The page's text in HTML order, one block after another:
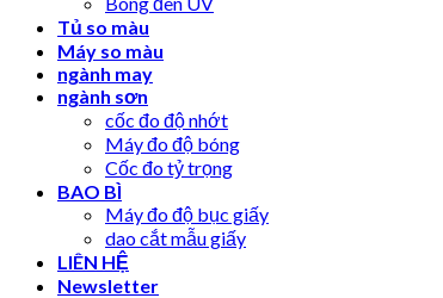
Tủ so màu
Máy so màu
ngành may
ngành sơn
cốc đo độ nhớt
Máy đo độ bóng
Cốc đo tỷ trọng
BAO BÌ
Máy đo độ bục giấy
dao cắt mẫu giấy
LIÊN HỆ
Newsletter